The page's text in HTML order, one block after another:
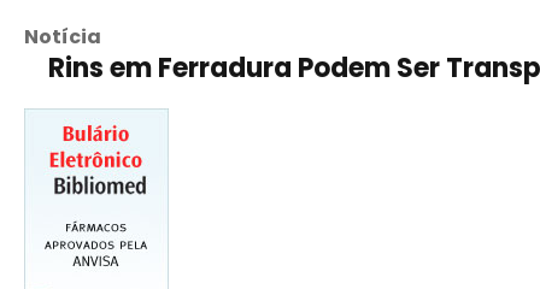
Notícia
Rins em Ferradura Podem Ser